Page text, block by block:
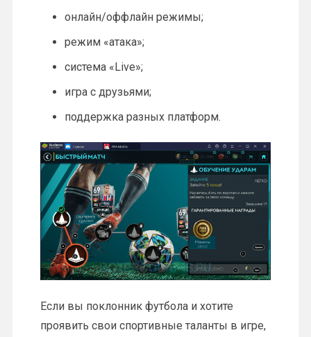
онлайн/оффлайн режимы;
режим «атака»;
система «Live»;
игра с друзьями;
поддержка разных платформ.
Если вы поклонник футбола и хотите
проявить свои спортивные таланты в игре,